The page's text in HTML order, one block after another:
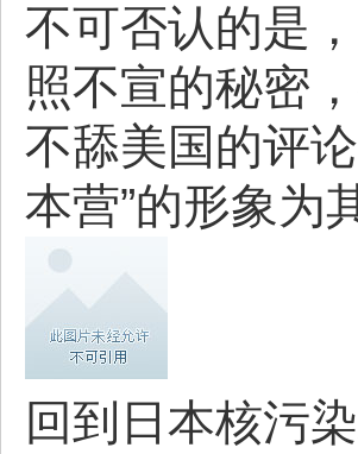
不可否认的是
照不宣的秘密
不舔美国的评
本营”的形象为
回到日本核污